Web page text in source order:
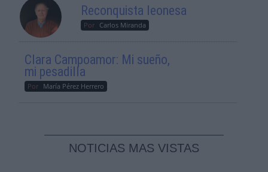
Reconquista leonesa
Por Carlos Miranda
Clara Campoamor: Mi sueño,
mi pesadilla
Por María Pérez Herrero
NOTICIAS MAS VISTAS